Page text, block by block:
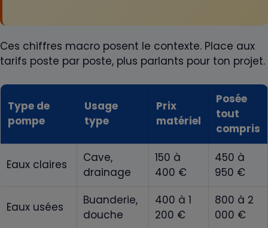
Ces chiffres macro posent le contexte. Place aux
tarifs poste par poste, plus parlants pour ton projet.
Type de
pompe
Usage
type
Prix
matériel
Posée
tout
compris
Eaux claires
Cave,
drainage
150 à
400 €
450 à
950 €
Eaux usées
Buanderie,
douche
400 à 1
200 €
800 à 2
000 €